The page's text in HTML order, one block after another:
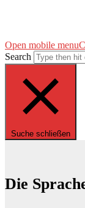
Open mobile menu
Search
Suche schließen
Die